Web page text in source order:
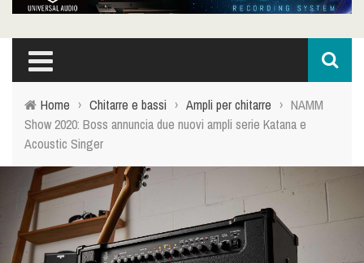
Home › Chitarre e bassi › Ampli per chitarre › NAMM
Show 2020: Boss annuncia due nuovi ampli serie Katana e
Acoustic Singer